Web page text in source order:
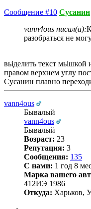
Сообщение #10 Сусанин
vann4ous писал(а):
разобраться не
вьіделить текст
правом верхнем углу
Сусанин плавно
vann4ous
Бывалый
vann4ous
Бывалый
Возраст: 23
Репутация: 3
Сообщения: 135
С нами: 1 год 8
Марка вашего
412ИЭ 1986
Откуда: Харьков,